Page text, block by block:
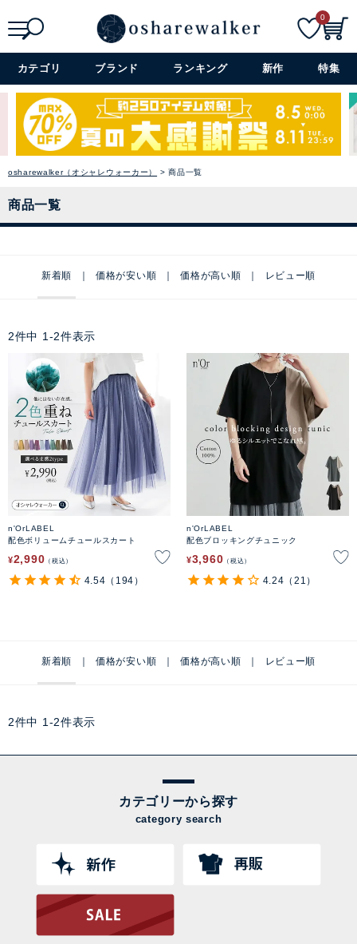
詳細検索+
0
カテゴリ ブランド ランキング 新作 特集
osharewalker（オシャレウォーカー） 商品一覧
商品一覧
新着順 価格が安い順 価格が高い順 レビュー順
2件中 1 -2件表示
n'OrLABEL
配色ボリュームチュールスカート
¥2,990 税込
4.54 （194）
n'OrLABEL
配色ブロッキングチュニック
¥3,960 税込
4.24 （21）
新着順 価格が安い順 価格が高い順 レビュー順
2件中 1 -2件表示
カテゴリーから探す
category search